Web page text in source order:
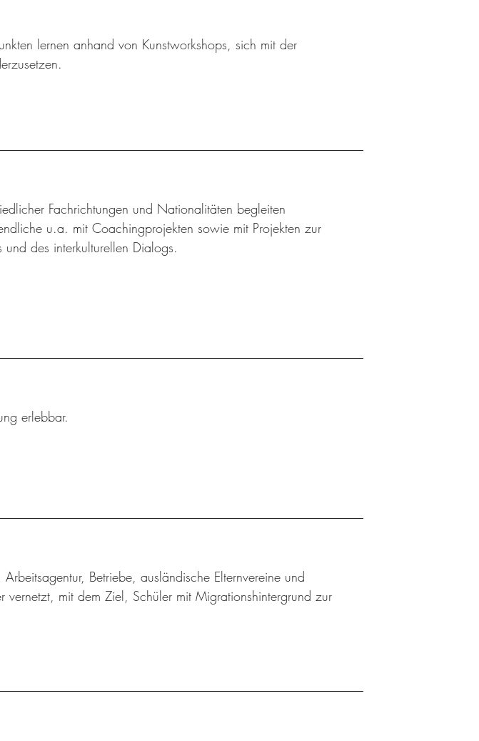
lernen anhand von Kunstworkshops, sich mit der
Fachrichtungen und Nationalitäten begleiten
u.a. mit Coachingprojekten sowie mit Projekten zur
und des interkulturellen Dialogs.
erlebbar.
Betriebe, ausländische Elternvereine und
vernetzt, mit dem Ziel, Schüler mit Migrationshintergrund zur